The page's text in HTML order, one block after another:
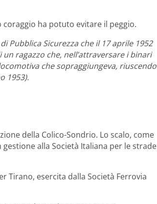
ha potuto evitare il peggio.
Pubblica Sicurezza che il 17 aprile 1952
ragazzo che, nell’attraversare i binari
che sopraggiungeva, riuscendo
1953).
della Colico-Sondrio. Lo scalo, come
alla Società Italiana per le strade
Tirano, esercita dalla Società Ferrovia